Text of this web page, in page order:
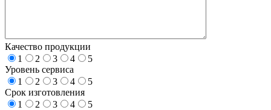
Качество продукции
1
2 3 4
5
Уровень сервиса
1
2 3 4
5
Срок изготовления
1
2 3 4
5